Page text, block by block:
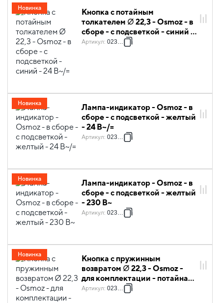
Кнопка с потайным
толкателем ∅ 22,3 - Osmoz - в
сборе - с подсветкой - синий -
24 В~/=
Артикул: 023753
Новинка
Лампа-индикатор - Osmoz - в
сборе - с подсветкой - желтый
- 24 В~/=
Артикул: 023774
Новинка
Лампа-индикатор - Osmoz - в
сборе - с подсветкой - желтый
- 230 В~
Артикул: 023794
Новинка
Кнопка с пружинным
возвратом ∅ 22,3 - Osmoz -
для комплектации - потайная
головка - без подсветки -
Артикул: 023801
Новинка